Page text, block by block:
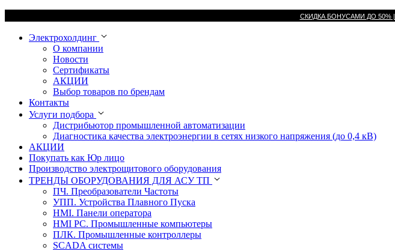
СКИДКА БОНУСАМИ ДО 50% |
Электрохолдинг
О компании
Новости
Сертификаты
АКЦИИ
Выбор товаров по брендам
Контакты
Услуги подбора
Дистрибьютор промышленной автоматизации
Диагностика качества электроэнергии в сетях низкого напряжения (до 0,4 кВ)
АКЦИИ
Покупать как Юр лицо
Производство электрощитового оборудования
ТРЕНДЫ ОБОРУДОВАНИЯ ДЛЯ АСУ ТП
ПЧ. Преобразователи Частоты
УПП. Устройства Плавного Пуска
HMI. Панели оператора
HMI РС. Промышленные компьютеры
ПЛК. Промышленные контроллеры
SCADA системы